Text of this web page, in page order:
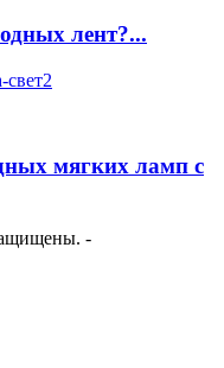
лент?...
мягких ламп с
-